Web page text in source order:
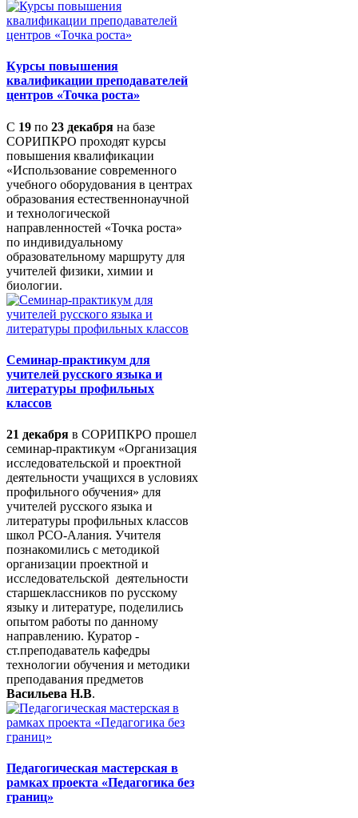
Курсы повышения
квалификации преподавателей
центров «Точка роста»
С 19 по 23 декабря на базе
СОРИПКРО проходят курсы
повышения квалификации
«Использование современного
учебного оборудования в центрах
образования естественнонаучной
и технологической
направленностей «Точка роста»
по индивидуальному
образовательному маршруту для
учителей физики, химии и
биологии.
Семинар-практикум для
учителей русского языка и
литературы профильных
классов
21 декабря в СОРИПКРО прошел
семинар-практикум «Организация
исследовательской и проектной
деятельности учащихся в условиях
профильного обучения» для
учителей русского языка и
литературы профильных классов
школ РСО-Алания. Учителя
познакомились с методикой
организации проектной и
исследовательской деятельности
старшеклассников по русскому
языку и литературе, поделились
опытом работы по данному
направлению. Куратор -
ст.преподаватель кафедры
технологии обучения и методики
преподавания предметов
Васильева Н.В.
Педагогическая мастерская в
рамках проекта «Педагогика без
границ»